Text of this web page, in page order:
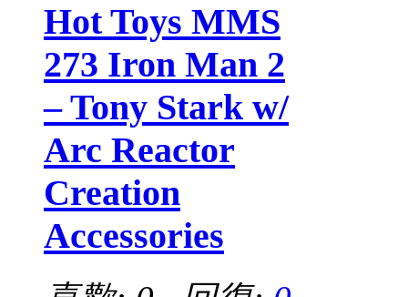
Hot Toys MMS
273 Iron Man 2
– Tony Stark w/
Arc Reactor
Creation
Accessories